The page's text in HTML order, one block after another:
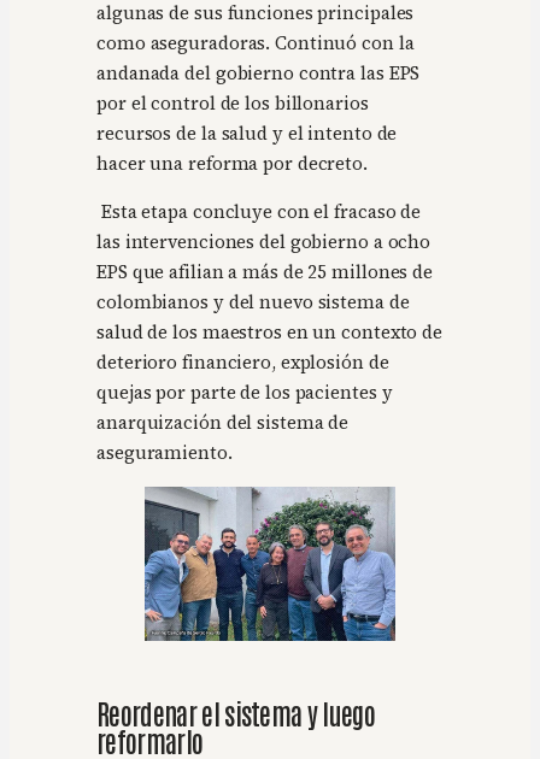
algunas de sus funciones principales
como aseguradoras. Continuó con la
andanada del gobierno contra las EPS
por el control de los billonarios
recursos de la salud y el intento de
hacer una reforma por decreto.
Esta etapa concluye con el fracaso de
las intervenciones del gobierno a ocho
EPS que afilian a más de 25 millones de
colombianos y del nuevo sistema de
salud de los maestros en un contexto de
deterioro financiero, explosión de
quejas por parte de los pacientes y
anarquización del sistema de
aseguramiento.
Reordenar el sistema y luego
reformarlo